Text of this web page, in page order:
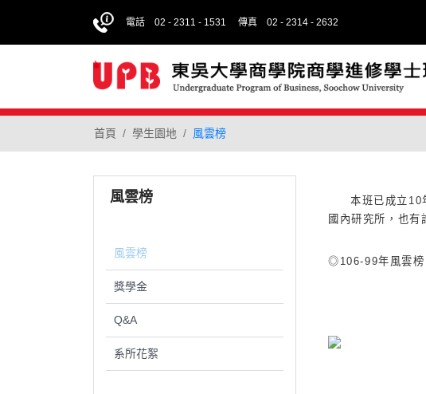
電話 02 - 2311 - 1531 傳真 02 - 2314 - 2632
首頁 學生園地 風雲榜
本班已成立10
國內研究所，也有
◎106-99年風雲榜
風雲榜
風雲榜
獎學金
Q&A
系所花絮